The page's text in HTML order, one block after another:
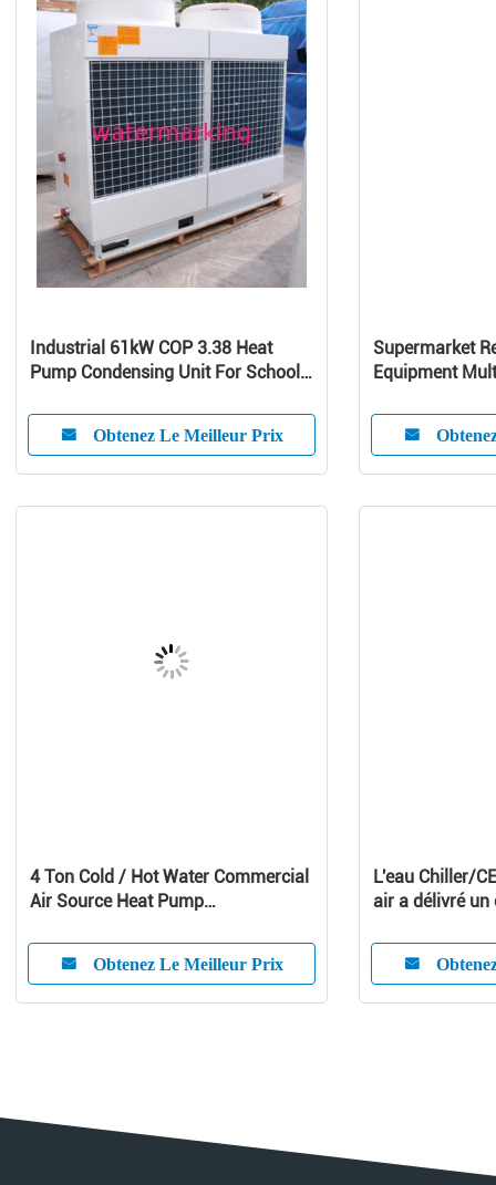
Industrial 61kW COP 3.38 Heat
Pump Condensing Unit For School /
Obtenez Le Meilleur Prix
Supermarket
Equipment
4 Ton Cold / Hot Water Commercial
Air Source Heat Pump
Obtenez Le Meilleur Prix
L'eau Chiller/
air a délivré un